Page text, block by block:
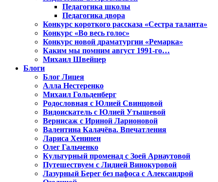
Педагогика школы
Педагогика двора
Конкурс короткого рассказа «Сестра таланта»
Конкурс «Во весь голос»
Конкурс новой драматургии «Ремарка»
Каким мы помним август 1991-го…
Михаил Швейцер
Блоги
Блог Лицея
Алла Нестеренко
Михаил Гольденберг
Родословная с Юлией Свинцовой
Видоискатель с Юлией Утышевой
Вернисаж с Ириной Ларионовой
Валентина Калачёва. Впечатления
Лариса Хенинен
Олег Гальченко
Культурный променад с Зоей Арнаутовой
Путешествуем с Лидией Винокуровой
Лазурный Берег без пафоса с Александрой